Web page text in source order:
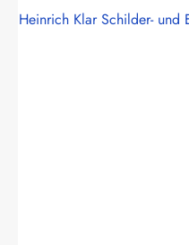
Heinrich Klar Schilder- und